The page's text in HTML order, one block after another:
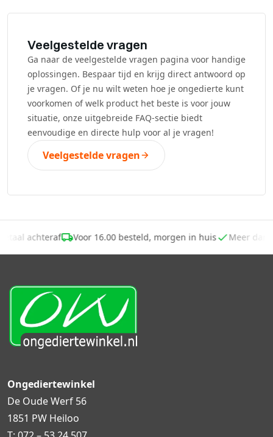
Veelgestelde vragen
Ga naar de veelgestelde vragen pagina voor handige
oplossingen. Bespaar tijd en krijg direct antwoord op
je vragen. Of je nu wilt weten hoe je ongedierte kunt
voorkomen of welk product het beste is voor jouw
situatie, onze uitgebreide FAQ-sectie biedt
eenvoudige en directe hulp voor al je vragen!
Veelgestelde vragen
Betaal achteraf Voor 16.00 besteld, morgen in huis Meer
Ongediertewinkel
De Oude Werf 56
1851 PW Heiloo